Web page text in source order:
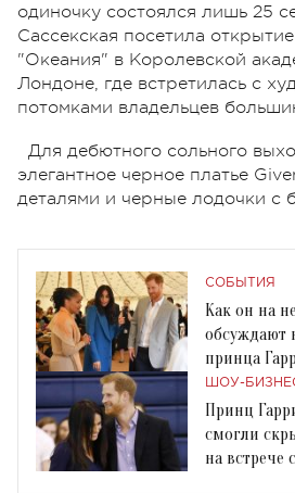
одиночку состоялся лишь 25
Сассекская посетила
"Океания" в Королевской
Лондоне, где встретилась с
потомками владельцев
Для дебютного сольного
элегантное черное платье
деталями и черные лодочки с
СОБЫТИЯ
Как он на
обсуждают
принца
ШОУ-
Принц
смогли
на встрече